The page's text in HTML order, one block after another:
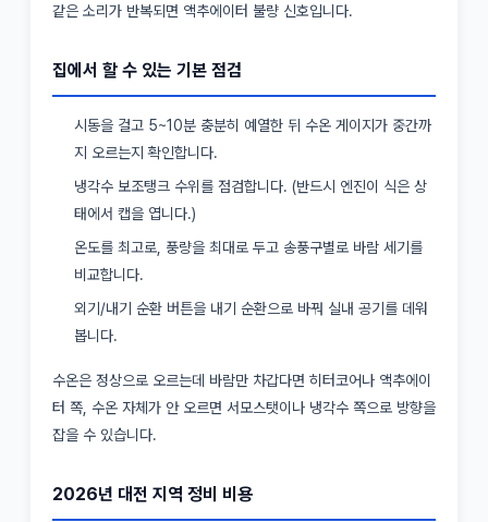
같은 소리가 반복되면 액추에이터 불량 신호입니다.
집에서 할 수 있는 기본 점검
시동을 걸고 5~10분 충분히 예열한 뒤 수온 게이지가 중간까
지 오르는지 확인합니다.
냉각수 보조탱크 수위를 점검합니다. (반드시 엔진이 식은 상
태에서 캡을 엽니다.)
온도를 최고로, 풍량을 최대로 두고 송풍구별로 바람 세기를
비교합니다.
외기/내기 순환 버튼을 내기 순환으로 바꿔 실내 공기를 데워
봅니다.
수온은 정상으로 오르는데 바람만 차갑다면 히터코어나 액추에이
터 쪽, 수온 자체가 안 오르면 서모스탯이나 냉각수 쪽으로 방향을
잡을 수 있습니다.
2026년 대전 지역 정비 비용